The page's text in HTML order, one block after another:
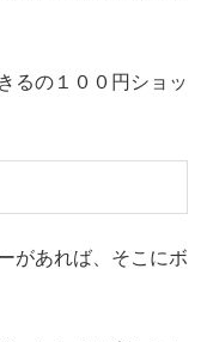
るの１００円ショッ
があれば、そこにボ